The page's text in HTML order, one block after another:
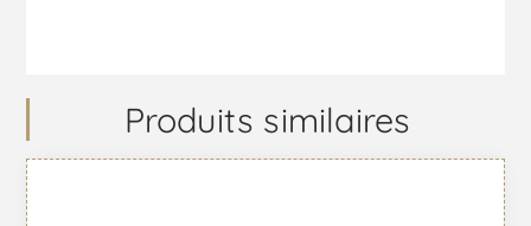
Produits similaires